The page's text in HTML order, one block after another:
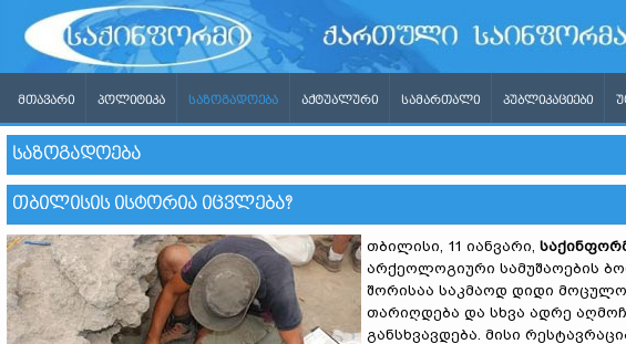
ᲛᲗᲐᲕᲐᲠᲘ ᲞᲝᲚᲘᲢᲘᲙᲐ ᲡᲐᲖᲝᲒᲐᲓᲝᲔᲑᲐ ᲐᲥᲢᲣᲐᲚᲣᲠᲘ ᲡᲐᲛᲐᲠᲗᲐᲚᲘ ᲞᲣᲑᲚᲘᲙᲐᲪᲘᲔᲑᲘ
ᲡᲐᲖᲝᲒᲐᲓᲝᲔᲑᲐ
ᲗᲑᲘᲚᲘᲡᲘᲡ ᲘᲡᲢᲝᲠᲘᲐ ᲘᲪᲕᲚᲔᲑᲐ?
თბილისი, 11 იანვარი,
არქეოლოგიური სამუშაოების
შორისაა საკმაოდ დიდი
თარიღდება და სხვა ადრე
განსხვავდება. მისი